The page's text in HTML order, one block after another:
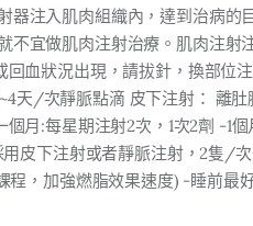
器注入肌肉組織內，達到治病的
不宜做肌肉注射治療。肌肉注
血狀況出現，請拔針，換部位
天/次靜脈點滴 皮下注射： 離
月:每星期注射2次，1次2劑 -1
皮下注射或者靜脈注射，2隻/
程，加強燃脂效果速度) -睡前最